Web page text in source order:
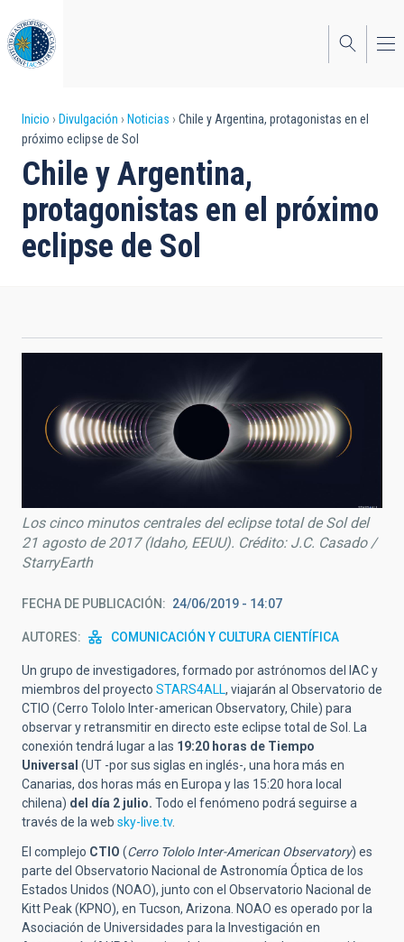
al
contenido
principal
Sobrescribir
enlaces
de
ayuda
a
Inicio Divulgación Noticias
Chile y Argentina, protagonistas en el
próximo eclipse de Sol
Chile y Argentina,
protagonistas en el próximo
eclipse de Sol
Los cinco minutos centrales del eclipse total de Sol del
21 agosto de 2017 (Idaho, EEUU). Crédito: J.C. Casado /
StarryEarth
FECHA DE PUBLICACIÓN 24/06/2019 - 14:07
AUTORES COMUNICACIÓN Y CULTURA CIENTÍFICA
Un grupo de investigadores, formado por astrónomos del IAC y
miembros del proyecto STARS4ALL, viajarán al Observatorio de
CTIO (Cerro Tololo Inter-american Observatory, Chile) para
observar y retransmitir en directo este eclipse total de Sol. La
conexión tendrá lugar a las 19:20 horas de Tiempo
Universal (UT -por sus siglas en inglés-, una hora más en
Canarias, dos horas más en Europa y las 15:20 hora local
chilena) del día 2 julio. Todo el fenómeno podrá seguirse a
través de la web sky-live.tv.
El complejo CTIO (Cerro Tololo Inter-American Observatory) es
parte del Observatorio Nacional de Astronomía Óptica de los
Estados Unidos (NOAO), junto con el Observatorio Nacional de
Kitt Peak (KPNO), en Tucson, Arizona. NOAO es operado por la
Asociación de Universidades para la Investigación en